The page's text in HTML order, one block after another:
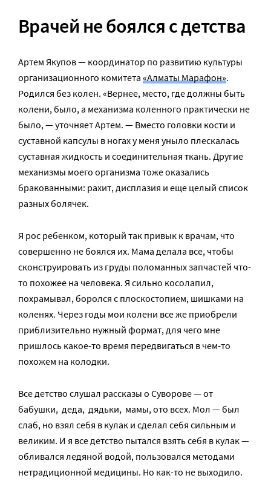
Врачей не боялся с детства
Артем Якупов — координатор по развитию культуры
организационного комитета «Алматы Марафон».
Родился без колен. «Вернее, место, где должны быть
колени, было, а механизма коленного практически не
было, — уточняет Артем. — Вместо головки кости и
суставной капсулы в ногах у меня уныло плескалась
суставная жидкость и соединительная ткань. Другие
механизмы моего организма тоже оказались
бракованными: рахит, дисплазия и еще целый список
разных болячек.
Я рос ребенком, который так привык к врачам, что
совершенно не боялся их. Мама делала все, чтобы
сконструировать из груды поломанных запчастей что-
то похожее на человека. Я сильно косолапил,
похрамывал, боролся с плоскостопием, шишками на
коленях. Через годы мои колени все же приобрели
приблизительно нужный формат, для чего мне
пришлось какое-то время передвигаться в чем-то
похожем на колодки.
Все детство слушал рассказы о Суворове — от
бабушки, деда, дядьки, мамы, ото всех. Мол — был
слаб, но взял себя в кулак и сделал себя сильным и
великим. И я все детство пытался взять себя в кулак —
обливался ледяной водой, пользовался методами
нетрадиционной медицины. Но как-то не выходило.